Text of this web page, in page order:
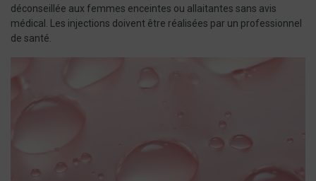
déconseillée aux femmes enceintes ou allaitantes sans avis
médical. Les injections doivent être réalisées par un professionnel
de santé.